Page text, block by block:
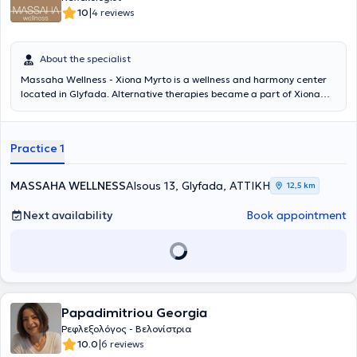
10|4 reviews
About the specialist
Massaha Wellness - Xiona Myrto is a wellness and harmony center
located in Glyfada. Alternative therapies became a part of Xiona
as an athlete, and she developed a passion for their beneficial
Technological Educational Institute of Athens, she decided in 2010
to specialize in Reflexology at the Natural Health Science School.
Subsequently, she enhanced her education with sports massage,
rejuvance, electroacupuncture, unique Eastern therapies, among
others. Her engagement continues with daily updates,
experimentation, and discovery of new methods and therapeutic
Practice 1
MASSAHA WELLNESSAlsous 13, Glyfada, ΑΤΤΙΚΗ 12,5 km
Next availability Book appointment
Papadimitriou Georgia
Ρεφλεξολόγος - Βελονίστρια
10.0|6 reviews